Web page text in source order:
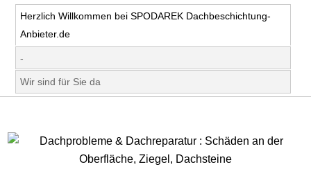
Herzlich Willkommen bei SPODAREK Dachbeschichtung-
Anbieter.de
-
Wir sind für Sie da